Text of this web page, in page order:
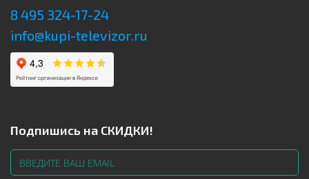
8 495 324-17-24
info@kupi-televizor.ru
Подпишись на СКИДКИ!